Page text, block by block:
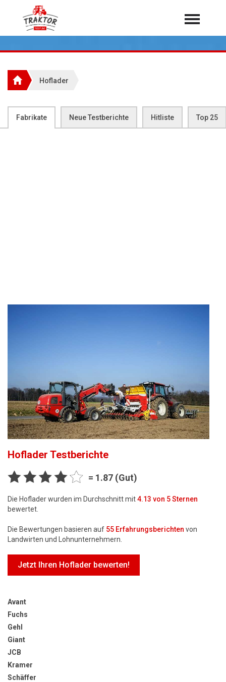
Home
Feldhäcksler
Rundballenpressen
Über 7.000 Testberichte
aus der Landwirtschaft
Hoflader
Fabrikate Neue Testberichte Hitliste Top 25
Hoflader Testberichte
= 1.87 (Gut)
Die Hoflader wurden im Durchschnitt mit4.13 von 5 Sternen
bewertet.
Die Bewertungen basieren auf 55 Erfahrungsberichten von
Landwirten und Lohnunternehmern.
Jetzt Ihren Hoflader bewerten!
Avant
Fuchs
Gehl
Giant
JCB
Kramer
Schäffer